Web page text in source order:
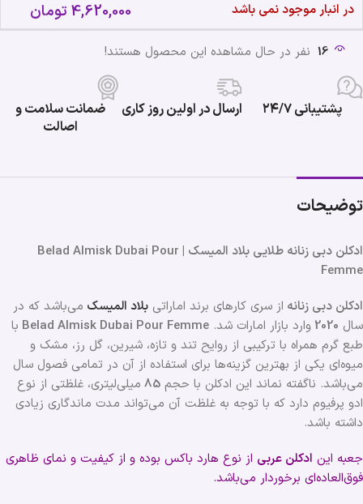
در انبار موجود نمی باشد
4,620,000 تومان
16 نفر در حال مشاهده این محصول هستند!
پشتیبانی ۲۴/۷ ارسال در اولین روز کاری
ضمانت سلامت و
اصالت
توضیحات
ادکلن دبی زنانه طلایی بلاد المیسک | Belad Almisk Dubai Pour
Femme
ادکلن دبی زنانه از سری کارهای برند اماراتی بلاد المیسک می‌باشد که در
سال 2020 وارد بازار امارات شد. Belad Almisk Dubai Pour Femme با
طبع گرم همراه با ترکیبی از روایح تند و تازه، شیرین، گل رز، مشک و
میوه‌ای یکی از بهترین گزینه‌ها برای استفاده از آن در تمامی فصول سال
می‌باشد. ناگفته نماند این ادکلن با حجم 85 میلی‌لیتری، غلظتی از نوع
ادو پرفیوم دارد که با توجه به غلظت آن می‌تواند مدت ماندگاری زیادی
داشته باشد.
جعبه این ادکلن عربی از نوع هارد باکس بوده و از کیفیت و نمای ظاهری
فوق‌العاده‌ای برخوردار می‌باشد.